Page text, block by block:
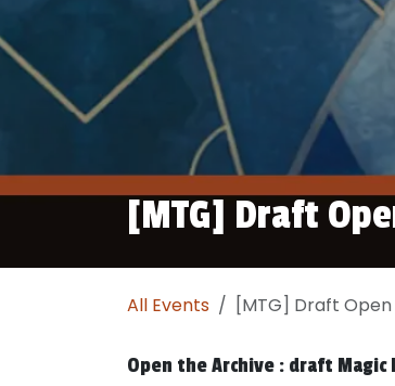
[MTG] Draft
All Events [MTG] Draft
Open the Archive : draft Magic